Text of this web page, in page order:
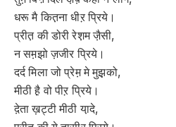
धरू मै कित़ना धीऱ प्रिये।
प्रीत़ की डोरी रेश़म जै़सी,
न सम़झो ज़जीर प्रिये।
दर्द मिला जो प्रेम़ मे मुझ़को,
मीठी है़ वो पीऱ प्रिये।
दे़ता ख़ट्टी मीठी या़दे,